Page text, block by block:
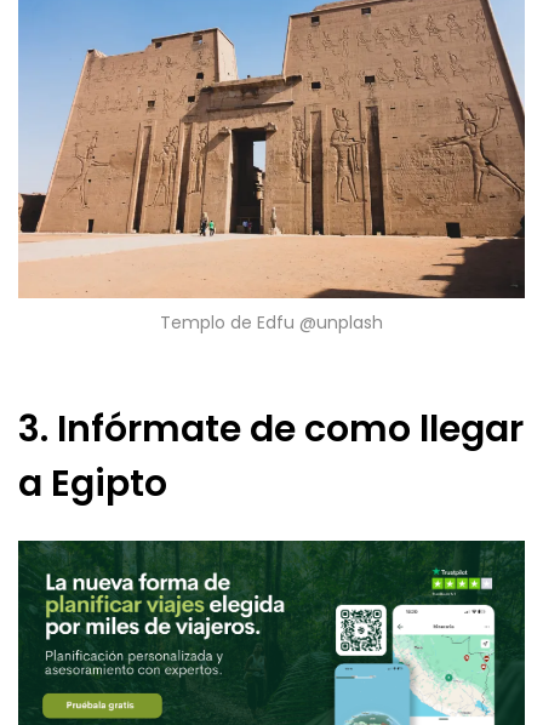
Templo de Edfu @unplash
3. Infórmate de como llegar
a Egipto